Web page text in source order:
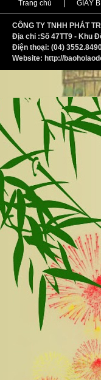
Trang chủ GIẦY
CÔNG TY TNHH PHÁT
Địa chỉ :Số 47TT9 - Khu
Điện thoại: (04)
Website: http://